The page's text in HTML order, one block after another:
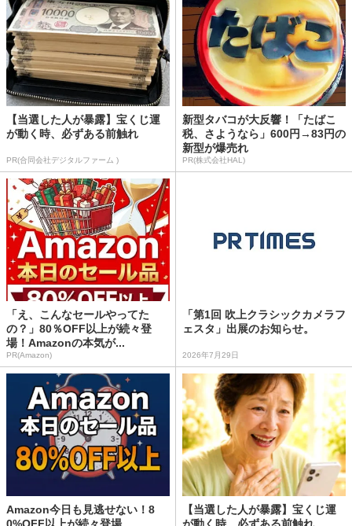
【当選した人が暴露】宝くじ運
が動く時、必ずある前触れ
PR(合同会社デジタルファーム )
新型タバコが大反響！「たばこ
税、さようなら」600円→83円の
新型が爆売れ
PR(株式会社HAL)
「え、こんなセールやってた
の？」80％OFF以上が続々登
場！Amazonの本気が...
PR(Amazon)
「第1回 吹上クラシックカメラフ
ェスタ」出展のお知らせ。
2026年7月29日
Amazon今日も見逃せない！8
【当選した人が暴露】宝くじ運